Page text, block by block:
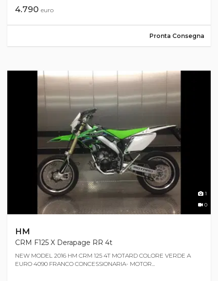
4.790 euro
Pronta Consegna
1
0
HM
CRM F125 X Derapage RR 4t
NEW MODEL 2016 HM CRM 125 4T MOTARD COLORE VERDE A
EURO 4090 FRANCO CONCESSIONARIA- MOTOR...